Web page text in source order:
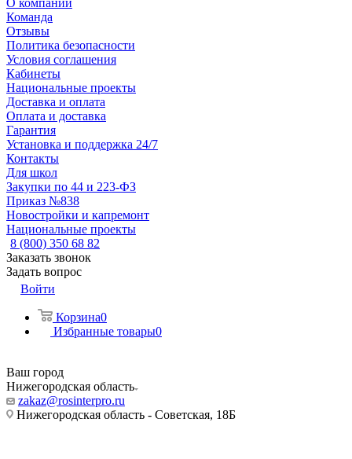
О компании
Команда
Отзывы
Политика безопасности
Условия соглашения
Кабинеты
Национальные проекты
Доставка и оплата
Оплата и доставка
Гарантия
Установка и поддержка 24/7
Контакты
Для школ
Закупки по 44 и 223-ФЗ
Приказ №838
Новостройки и капремонт
Национальные проекты
8 (800) 350 68 82
Заказать звонок
Задать вопрос
Войти
Корзина0
Избранные товары0
Ваш город
Нижегородская область
zakaz@rosinterpro.ru
Нижегородская область - Советская, 18Б